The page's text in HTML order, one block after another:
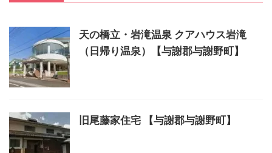
天の橋立・岩滝温泉 クアハウス岩滝
（日帰り温泉）【与謝郡与謝野町】
旧尾藤家住宅 【与謝郡与謝野町】